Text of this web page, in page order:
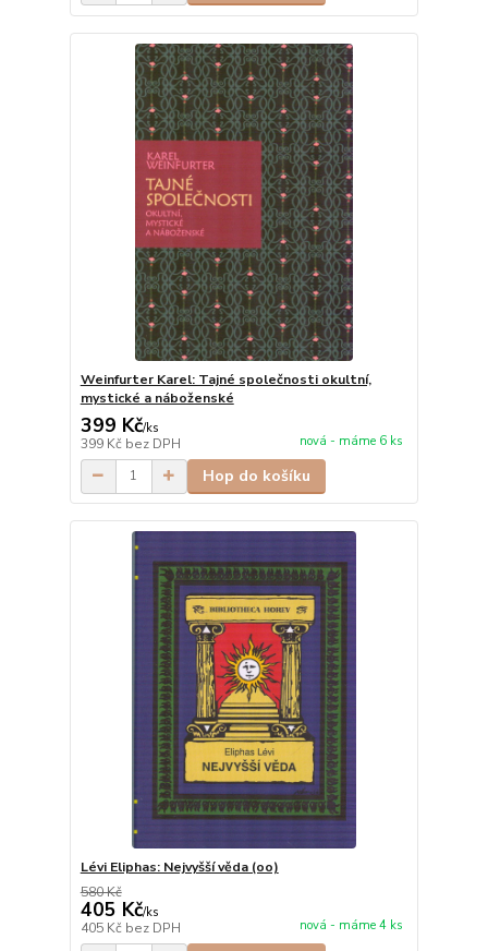
Weinfurter Karel: Tajné společnosti okultní,
mystické a náboženské
399 Kč/ks
399 Kč bez DPH nová - máme 6 ks
Hop do košíku
Lévi Eliphas: Nejvyšší věda (oo)
580 Kč
405 Kč/ks
405 Kč bez DPH nová - máme 4 ks